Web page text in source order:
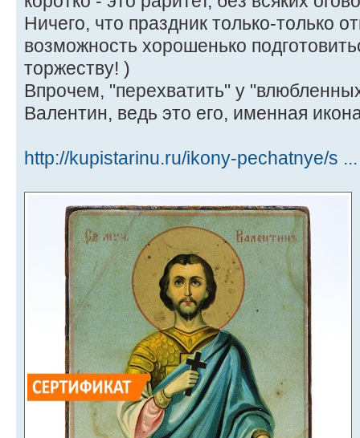
Ничего, что праздник только-только
возможность хорошенько
торжеству! )
Впрочем, "перехватить" у
Валентин, ведь это его, именная
http://kupistarinu.ru/ikony-pechatnye/s